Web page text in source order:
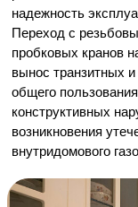
надежность
Переход с
пробковых кранов
вынос транзитных
общего
конструктивных
возникновения
внутридомового